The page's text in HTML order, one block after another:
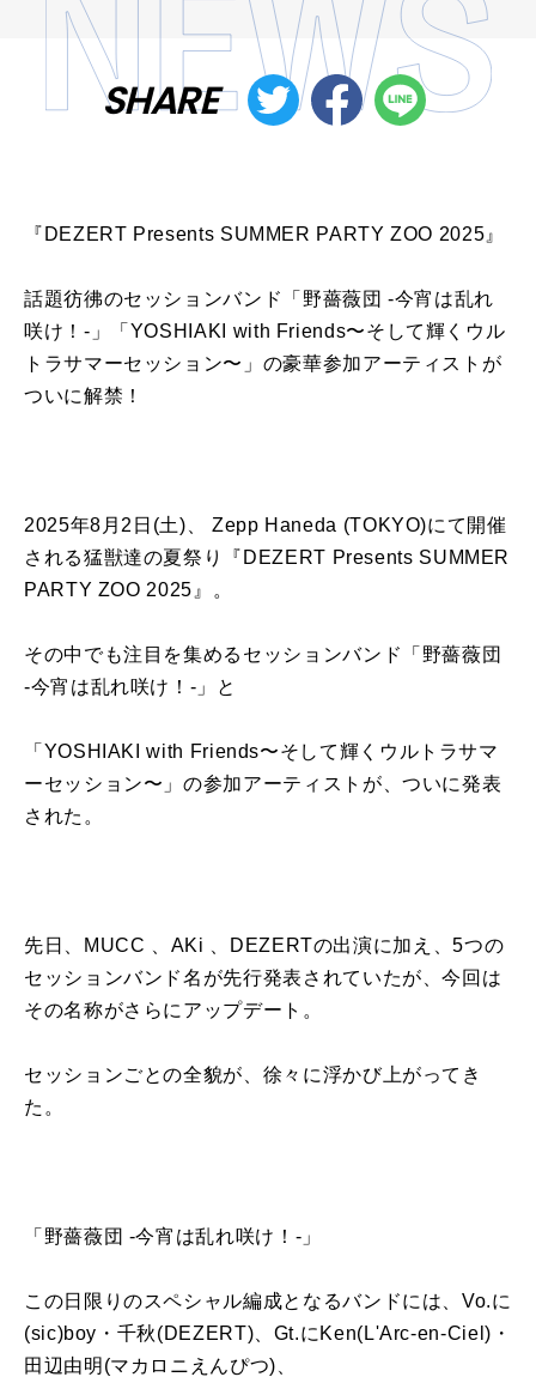
SHARE
『DEZERT Presents SUMMER PARTY ZOO 2025』
話題彷彿のセッションバンド「野薔薇団 -今宵は乱れ
咲け！-」「YOSHIAKI with Friends〜そして輝くウル
トラサマーセッション〜」の豪華参加アーティストが
ついに解禁！
2025年8月2日(土)、 Zepp Haneda (TOKYO)にて開催
される猛獣達の夏祭り『DEZERT Presents SUMMER
PARTY ZOO 2025』。
その中でも注目を集めるセッションバンド「野薔薇団
-今宵は乱れ咲け！-」と
「YOSHIAKI with Friends〜そして輝くウルトラサマ
ーセッション〜」の参加アーティストが、ついに発表
された。
先日、MUCC 、AKi 、DEZERTの出演に加え、5つの
セッションバンド名が先行発表されていたが、今回は
その名称がさらにアップデート。
セッションごとの全貌が、徐々に浮かび上がってき
た。
「野薔薇団 -今宵は乱れ咲け！-」
この日限りのスペシャル編成となるバンドには、Vo.に
(sic)boy・千秋(DEZERT)、Gt.にKen(L'Arc-en-Ciel)・
田辺由明(マカロニえんぴつ)、